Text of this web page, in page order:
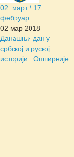
02. март / 17
фебруар
02 мар 2018
Данашњи дан у
србској и руској
историји... Опширније